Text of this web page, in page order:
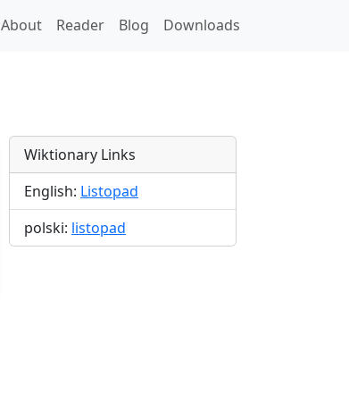
About Reader Blog Downloads
Wiktionary Links
English: Listopad
polski: listopad